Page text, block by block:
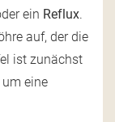
ein Reflux.
auf, der die
ist zunächst
eine